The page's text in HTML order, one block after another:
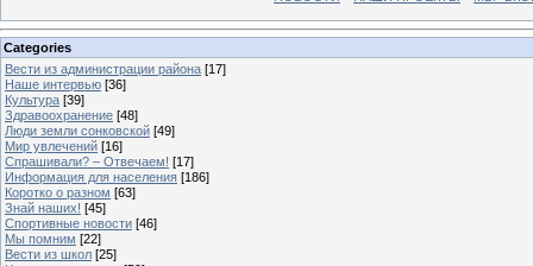
Categories
Вести из администрации района [17]
Наше интервью [36]
Культура [39]
Здравоохранение [48]
Люди земли сонковской [49]
Мир увлечений [16]
Спрашивали? – Отвечаем! [17]
Информация для населения [186]
Коротко о разном [63]
Знай наших! [45]
Спортивные новости [46]
Мы помним [22]
Вести из школ [25]